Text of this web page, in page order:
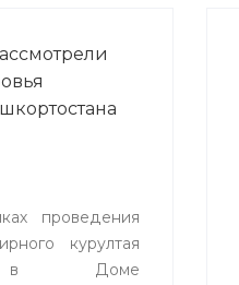
проведения
курултая
в Доме